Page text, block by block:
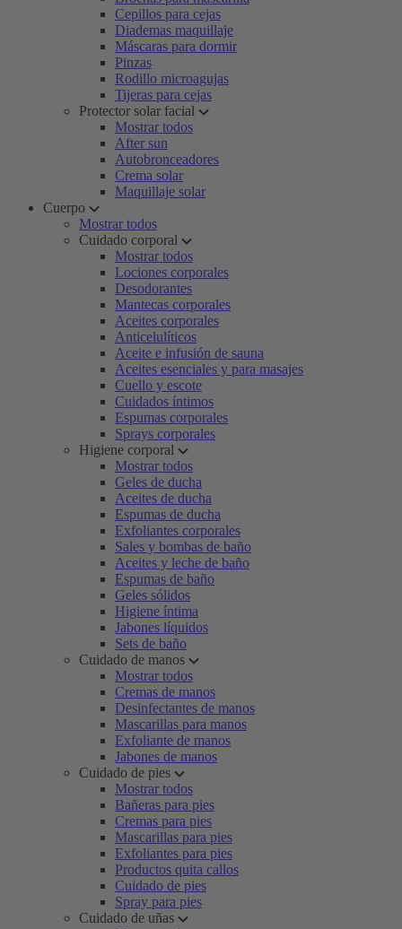
Cepillos para cejas
Diademas maquillaje
Máscaras para dormir
Pinzas
Rodillo microagujas
Tijeras para cejas
Protector solar facial
Mostrar todos
After sun
Autobronceadores
Crema solar
Maquillaje solar
Cuerpo
Mostrar todos
Cuidado corporal
Mostrar todos
Lociones corporales
Desodorantes
Mantecas corporales
Aceites corporales
Anticelulíticos
Aceite e infusión de sauna
Aceites esenciales y para masajes
Cuello y escote
Cuidados íntimos
Espumas corporales
Sprays corporales
Higiene corporal
Mostrar todos
Geles de ducha
Aceites de ducha
Espumas de ducha
Exfoliantes corporales
Sales y bombas de baño
Aceites y leche de baño
Espumas de baño
Geles sólidos
Higiene íntima
Jabones líquidos
Sets de baño
Cuidado de manos
Mostrar todos
Cremas de manos
Desinfectantes de manos
Mascarillas para manos
Exfoliante de manos
Jabones de manos
Cuidado de pies
Mostrar todos
Bañeras para pies
Cremas para pies
Mascarillas para pies
Exfoliantes para pies
Productos quita callos
Cuidado de pies
Spray para pies
Cuidado de uñas